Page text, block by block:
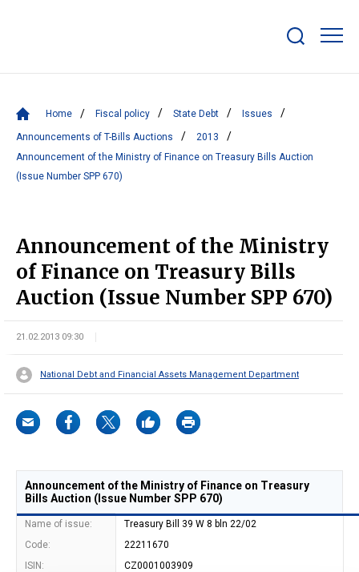
bar
Home Fiscal policy State Debt Issues
Announcements of T-Bills Auctions
2013
Announcement of the Ministry of Finance on Treasury Bills Auction
(Issue Number SPP 670)
Announcement of the Ministry
of Finance on Treasury Bills
Auction (Issue Number SPP 670)
21.02.2013 09:30
National Debt and Financial Assets Management Department
Announcement of the Ministry of Finance on Treasury
Bills Auction (Issue Number SPP 670)
Name of issue:
Treasury Bill 39 W 8 bln 22/02
Code:
22211670
ISIN:
CZ0001003909